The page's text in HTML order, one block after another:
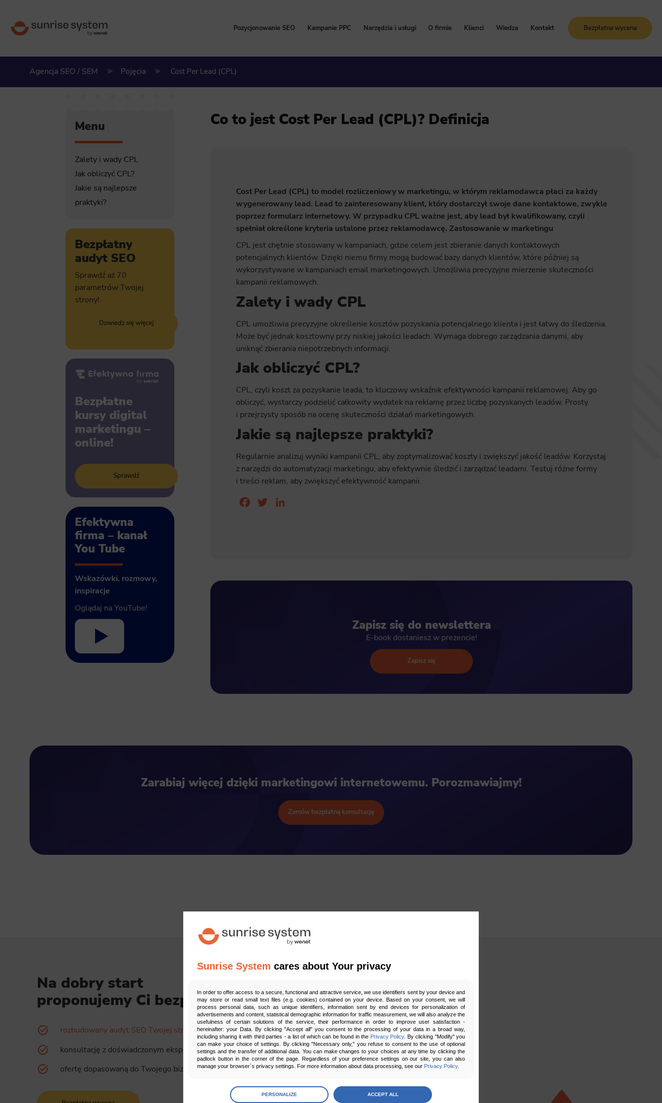
Sunrise System cares about Your privacy
In order to offer access to a secure, functional and attractive service, we use identifiers sent by your device and
may store or read small text files (e.g. cookies) contained on your device. Based on your consent, we will
process personal data, such as unique identifiers, information sent by end devices for personalization of
advertisements and content, statistical demographic information for traffic measurement, we will also analyze the
usefulness of certain solutions of the service, their performance in order to improve user satisfaction -
hereinafter: your Data. By clicking "Accept all" you consent to the processing of your data in a broad way,
including sharing it with third parties - a list of which can be found in the Privacy Policy. By clicking "Modify" you
can make your choice of settings. By clicking "Necessary only," you refuse to consent to the use of optional
settings and the transfer of additional data. You can make changes to your choices at any time by clicking the
padlock button in the corner of the page. Regardless of your preference settings on our site, you can also
manage your browser`s privacy settings. For more information about data processing, see our Privacy Policy.
Manage preferences
PERSONALIZE ACCEPT ALL
Pozycjonowanie SEO
Pozycjonowanie sklepów internetowych
Kampanie PPC
Kampanie TikTok Ads
Narzędzia i usługi
Program Partnerski
O firmie
Nagrody i certyfikaty
Klienci Wiedza Kontakt Bezpłatna wycena
Agencja SEO / SEM Pojęcia Cost Per Lead (CPL)
Menu
Zalety i wady CPL
Jak obliczyć CPL?
Jakie są najlepsze
praktyki?
Bezpłatny
audyt SEO
Sprawdź aż 70
parametrów Twojej
strony!
Dowiedz się więcej
Bezpłatne
kursy digital
marketingu –
online!
Sprawdź
Efektywna
firma – kanał
You Tube
Wskazówki, rozmowy,
inspiracje
Oglądaj na YouTube!
Co to jest Cost Per Lead (CPL)? Definicja
Cost Per Lead (CPL) to model rozliczeniowy w marketingu, w którym reklamodawca płaci za każdy
wygenerowany lead. Lead to zainteresowany klient, który dostarczył swoje dane kontaktowe, zwykle
poprzez formularz internetowy. W przypadku CPL ważne jest, aby lead był kwalifikowany, czyli
spełniał określone kryteria ustalone przez reklamodawcę. Zastosowanie w marketingu
CPL jest chętnie stosowany w kampaniach, gdzie celem jest zbieranie danych kontaktowych
potencjalnych klientów. Dzięki niemu firmy mogą budować bazy danych klientów, które później są
wykorzystywane w kampaniach email marketingowych. Umożliwia precyzyjne mierzenie skuteczności
kampanii reklamowych.
Zalety i wady CPL
CPL umożliwia precyzyjne określenie kosztów pozyskania potencjalnego klienta i jest łatwy do śledzenia.
Może być jednak kosztowny przy niskiej jakości leadach. Wymaga dobrego zarządzania danymi, aby
uniknąć zbierania niepotrzebnych informacji.
Jak obliczyć CPL?
CPL, czyli koszt za pozyskanie leada, to kluczowy wskaźnik efektywności kampanii reklamowej. Aby go
obliczyć, wystarczy podzielić całkowity wydatek na reklamę przez liczbę pozyskanych leadów. Prosty
i przejrzysty sposób na ocenę skuteczności działań marketingowych.
Jakie są najlepsze praktyki?
Regularnie analizuj wyniki kampanii CPL, aby zoptymalizować koszty i zwiększyć jakość leadów. Korzystaj
z narzędzi do automatyzacji marketingu, aby efektywnie śledzić i zarządzać leadami. Testuj różne formy
i treści reklam, aby zwiększyć efektywność kampanii.
Facebook
Twitter
Zapisz się do newslettera
E-book dostaniesz w prezencie!
Zapisz się
Zarabiaj więcej dzięki marketingowi internetowemu. Porozmawiajmy!
Zamów bezpłatną konsultację
Na dobry start
proponujemy Ci bezpłatnie:
rozbudowany audyt SEO Twojej strony
konsultację z doświadczonym ekspertem
ofertę dopasowaną do Twojego biznesu